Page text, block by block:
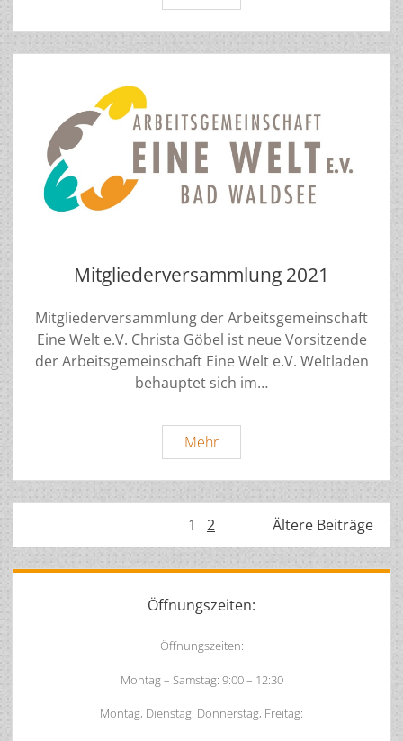
2022
Einladung
Mitgliederversammlung 2021
Mitgliederversammlung der Arbeitsgemeinschaft
Eine Welt e.V. Christa Göbel ist neue Vorsitzende
der Arbeitsgemeinschaft Eine Welt e.V. Weltladen
behauptet sich im…
MehrMitgliederversammlung
2021
Seitennummerierung
der
Beiträge
1 2 Ältere Beiträge
Öffnungszeiten:
Öffnungszeiten:
Montag – Samstag: 9:00 – 12:30
Montag, Dienstag, Donnerstag, Freitag: